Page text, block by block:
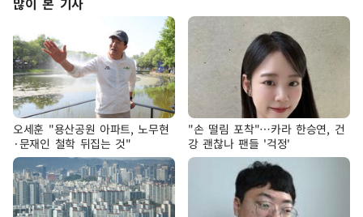
오세훈 "용산공원 아파트, 노무현
·문재인 철학 뒤집는 것"
"손 떨림 포착"…카라 한승연, 건
강 괜찮나 팬들 '걱정'